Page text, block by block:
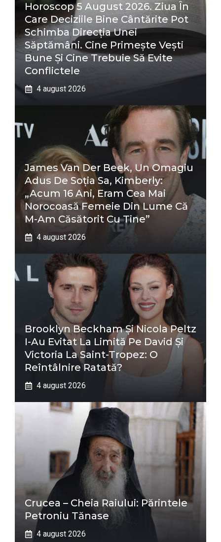
Horoscop 5 August 2026. Ziua În
Care Deciziile Bine Cântărite Pot
Schimba Direcția Unei
Săptămâni. Cine Primește Vești
Bune Și Cine Trebuie Să Evite
Conflictele
4 august 2026
James Van Der Beek, Un Omagiu
Adus De Soția Sa, Kimberly:
„Acum 16 Ani, Eram Cea Mai
Norocoasă Femeie Din Lume Că
M-Am Căsătorit Cu Tine”
4 august 2026
Brooklyn Beckham Și Nicola Peltz
I-Au Evitat La Limită Pe David Și
Victoria La Saint-Tropez: O
Reîntâlnire Ratată?
4 august 2026
Crucea – Cheia Raiului: Părintele
Petroniu Tănase
4 august 2026